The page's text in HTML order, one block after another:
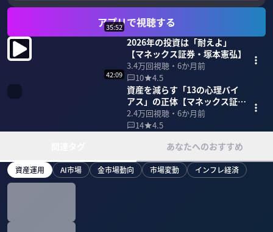
アプリで視聴する
35:52
2026年の投資は「耐えよ」
【マネックス証券・塚本憲弘】
3.4万回視聴・ 6か月前
10
4.5
42:09
資産を減らす「13の心理バイ
アス」の正体【マネックス証
券・塚本憲弘】
2.4万回視聴・ 6か月前
14
4.5
あなたへのおすすめ
資産運用 AI市場 金市場動向 市場変動 インフレ経済